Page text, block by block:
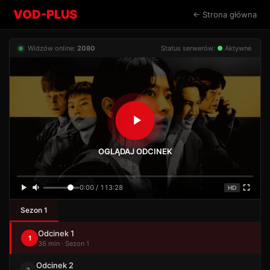
VOD-PLUS ← Strona główna
Widzów online: 2080 Status serwerów: ● Aktywne
OGLĄDAJ ODCINEK
0:00 / 113:28 HD
Sezon 1
1 Odcinek 1
36 min · Sezon 1
Odcinek 2